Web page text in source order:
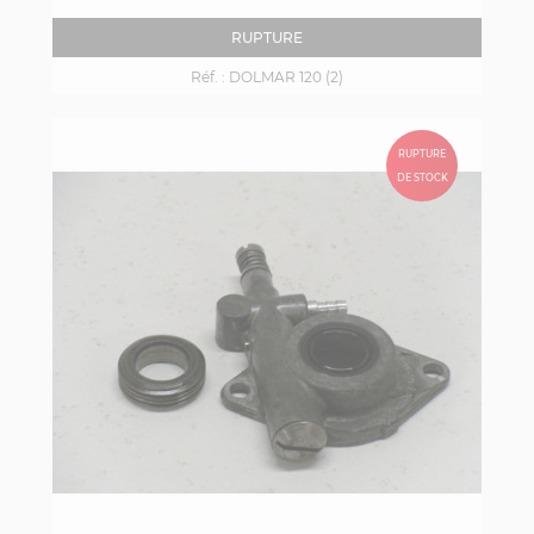
RUPTURE
Réf. : DOLMAR 120 (2)
RUPTURE
DE STOCK